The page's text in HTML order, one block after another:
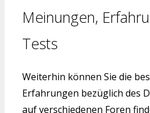
Meinungen,
Tests
Weiterhin können Sie die
Erfahrungen bezüglich des
auf verschiedenen Foren